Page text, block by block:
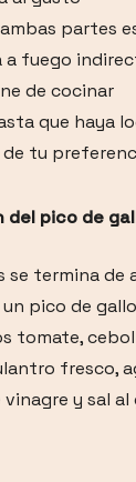
partes
a fuego
de cocinar
que haya
tu
del pico de
se termina de
pico de
tomate,
fresco,
y sal al